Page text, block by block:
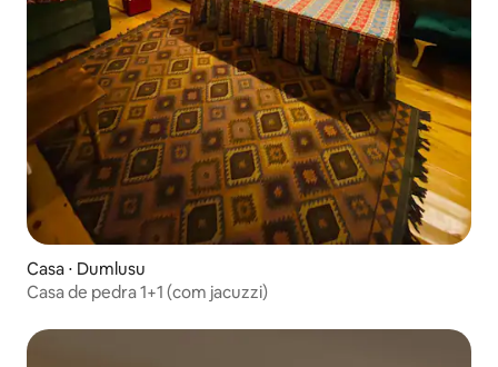
Casa ⋅ Dumlusu
Casa de pedra 1+1 (com jacuzzi)